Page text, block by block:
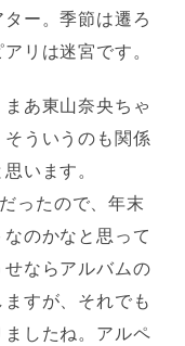
ー。季節は遷ろ
リは迷宮です。
あ東山奈央ちゃ
ういうのも関係
います。
ったので、年末
のかなと思って
ならアルバムの
すが、それでも
したね。アルペ